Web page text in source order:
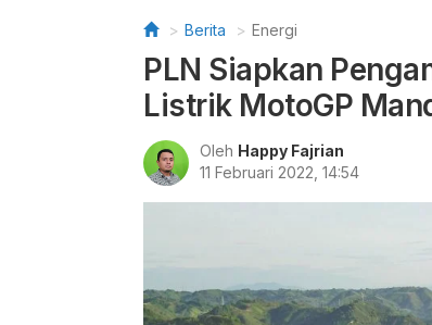
Berita Energi
PLN Siapkan
Listrik MotoGP
Oleh Happy Fajrian
11 Februari 2022, 14:54